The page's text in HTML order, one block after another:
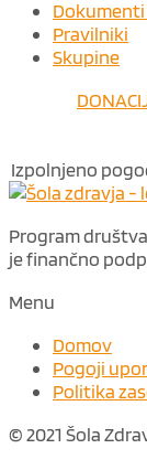
Pravilniki
Skupine
Izpolnjeno
Program
je finančno
Menu
Domov
Pogoji
Politika
© 2021 Šola